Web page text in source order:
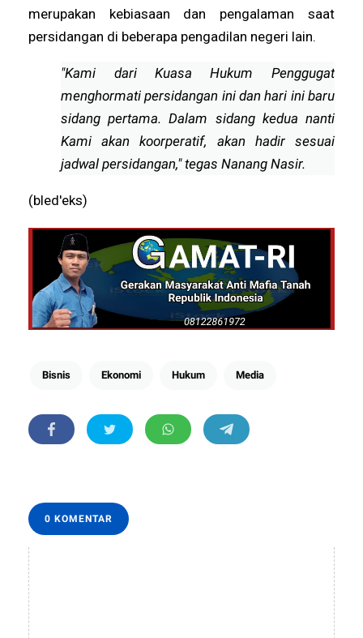
merupakan kebiasaan dan pengalaman saat
persidangan di beberapa pengadilan negeri lain.
"Kami dari Kuasa Hukum Penggugat
menghormati persidangan ini dan hari ini baru
sidang pertama. Dalam sidang kedua nanti
Kami akan koorperatif, akan hadir sesuai
jadwal persidangan," tegas Nanang Nasir.
(bled'eks)
Bisnis Ekonomi Hukum Media
0 KOMENTAR